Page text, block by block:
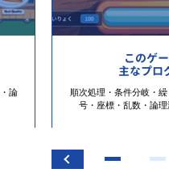
論
このゲ
主なプロ
順次処理・条件分岐・
号・座標・乱数・論